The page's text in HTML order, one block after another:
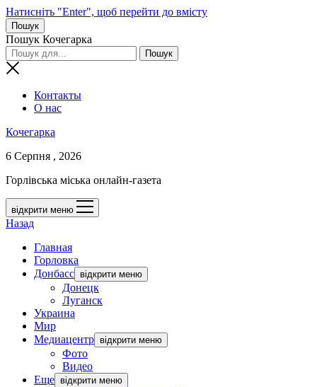
Натисніть "Enter", щоб перейти до вмісту
Пошук
Пошук Кочегарка
Контакты
О нас
Кочегарка
6 Серпня , 2026
Горлівська міська онлайн-газета
відкрити меню
Назад
Главная
Горловка
Донбасс відкрити меню
Донецк
Луганск
Украина
Мир
Медиацентр відкрити меню
Фото
Видео
Еще відкрити меню